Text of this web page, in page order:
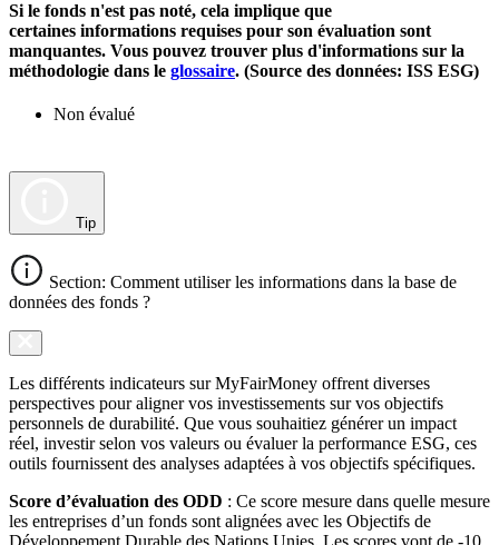
Si le fonds n'est pas noté, cela implique que
certaines informations requises pour son évaluation sont
manquantes. Vous pouvez trouver plus d'informations sur la
méthodologie dans le glossaire. (Source des données: ISS ESG)
Non évalué
Tip
Section: Comment utiliser les informations dans la base de
données des fonds ?
Les différents indicateurs sur MyFairMoney offrent diverses
perspectives pour aligner vos investissements sur vos objectifs
personnels de durabilité. Que vous souhaitiez générer un impact
réel, investir selon vos valeurs ou évaluer la performance ESG, ces
outils fournissent des analyses adaptées à vos objectifs spécifiques.
Score d’évaluation des ODD : Ce score mesure dans quelle mesure
les entreprises d’un fonds sont alignées avec les Objectifs de